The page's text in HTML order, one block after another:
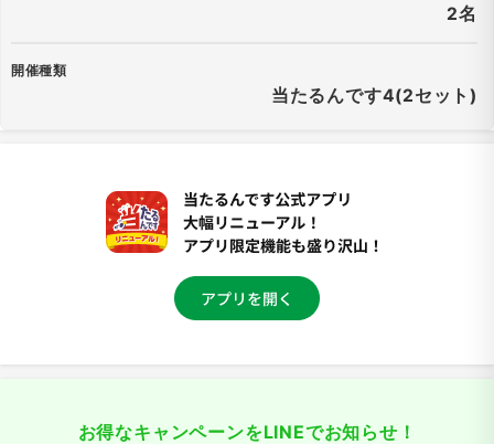
2名
開催種類
当たるんです4(2セット)
お得なキャンペーンをLINEでお知らせ！